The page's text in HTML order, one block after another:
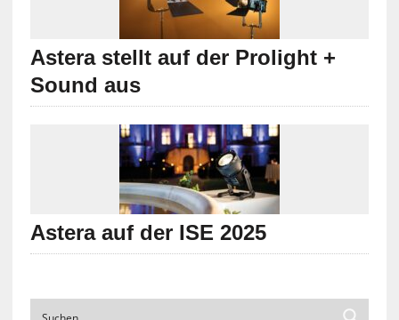
Astera stellt auf der Prolight +
Sound aus
Astera auf der ISE 2025